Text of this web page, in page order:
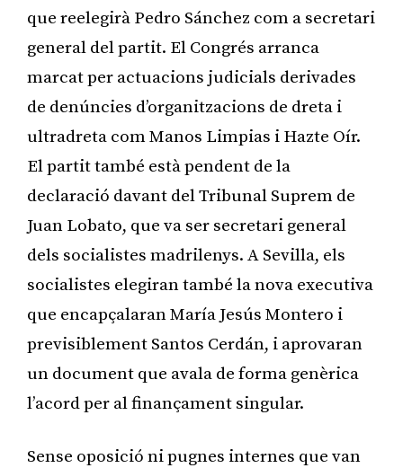
que reelegirà Pedro Sánchez com a secretari
general del partit. El Congrés arranca
marcat per actuacions judicials derivades
de denúncies d’organitzacions de dreta i
ultradreta com Manos Limpias i Hazte Oír.
El partit també està pendent de la
declaració davant del Tribunal Suprem de
Juan Lobato, que va ser secretari general
dels socialistes madrilenys. A Sevilla, els
socialistes elegiran també la nova executiva
que encapçalaran María Jesús Montero i
previsiblement Santos Cerdán, i aprovaran
un document que avala de forma genèrica
l’acord per al finançament singular.
Sense oposició ni pugnes internes que van